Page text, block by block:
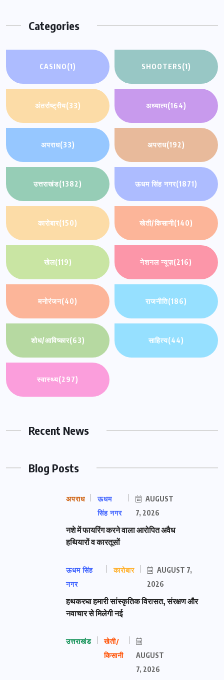
Categories
CASINO(1) SHOOTERS(1)
अंतर्राष्ट्रीय(33) अध्यात्म(164)
अपराध(33) अपराध(192)
उत्तराखंड(1382) ऊधम सिंह नगर(1871)
कारोबार(150) खेती/किसानी(140)
खेल(119) नेशनल न्यूज़(216)
मनोरंजन(40) राजनीति(186)
शोध/आविष्कार(63) साहित्य(44)
स्वास्थ्य(297)
Recent News
Blog Posts
अपराध
ऊधम
सिंह नगर
AUGUST
7, 2026
नशे में फायरिंग करने वाला आरोपित अवैध
हथियारों व कारतूसों
ऊधम सिंह
नगर
कारोबार
AUGUST 7,
2026
हथकरघा हमारी सांस्कृतिक विरासत, संरक्षण और
नवाचार से मिलेगी नई
उत्तराखंड
खेती/
किसानी
AUGUST
7, 2026